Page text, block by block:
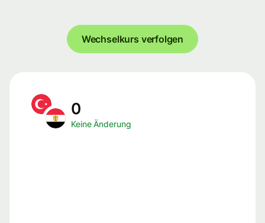
Wechselkurs verfolgen
0
Keine Änderung